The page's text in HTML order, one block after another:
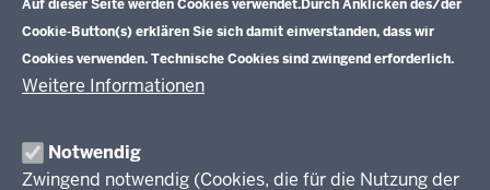
Auf dieser Seite werden Cookies verwendet.Durch Anklicken des/der
Cookie-Button(s) erklären Sie sich damit einverstanden, dass wir
Cookies verwenden. Technische Cookies sind zwingend erforderlich.
Weitere Informationen
Notwendig
Zwingend notwendig (Cookies, die für die Nutzung der
Leitbild
Stellenangebote
Schulentwicklung NRW
Schulentwicklung
Unterricht
Professionalisierung
Standardsicherung NRW